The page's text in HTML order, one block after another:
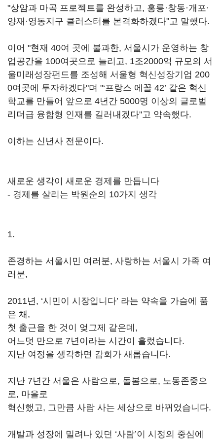
"상암과 마곡 프로젝트를 완성하고, 홍릉·창동·개포·
양재·영동지구 클러스터를 본격화하겠다"고 말했다.
이어 "현재 40여 곳에 불과한, 서울시가 운영하는 창
업공간을 100여곳으로 늘리고, 1조2000억 규모의 서
울미래성장펀드를 조성해 서울형 혁신성장기업 200
0여곳에 투자하겠다"며 "‘프랑스 에꼴 42’ 같은 혁신
학교를 만들어 앞으로 4년간 5000명 이상의 글로벌
리더급 융합형 인재를 길러내겠다"고 약속했다.
이하는 신년사 전문이다.
새로운 생각이 새로운 경제를 만듭니다
- 경제를 살리는 박원순의 10가지 생각
1.
존경하는 서울시민 여러분, 사랑하는 서울시 가족 여
러분,
2011년, ‘시민이 시장입니다’ 라는 약속을 가슴에 품
은 채,
첫 출근을 한 것이 엊그제 같은데,
어느덧 만으로 7년이라는 시간이 흘렀습니다.
지난 여정을 생각하면 감회가 새롭습니다.
지난 7년간 서울은 사람으로, 돌봄으로, 노동존중으
로, 마을로
혁신했고, 그만큼 사람 사는 세상으로 바뀌었습니다.
개발과 성장에 밀려나 있던 ‘사람’이 시정의 중심에